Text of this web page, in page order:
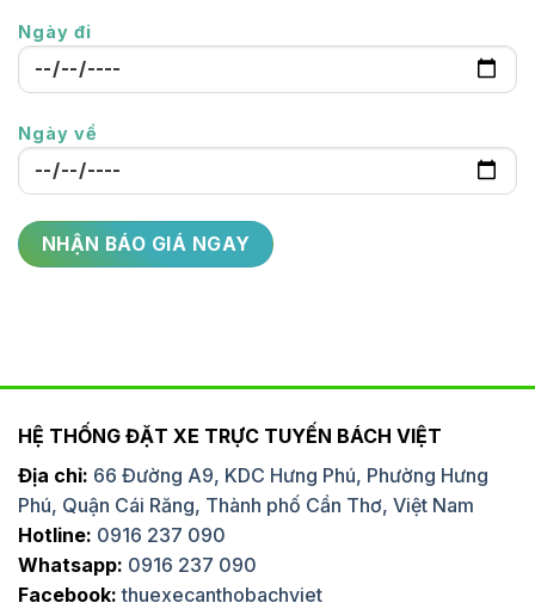
Ngày đi
Ngày về
HỆ THỐNG ĐẶT XE TRỰC TUYẾN BÁCH VIỆT
Địa chỉ: 66 Đường A9, KDC Hưng Phú, Phường Hưng
Phú, Quận Cái Răng, Thành phố Cần Thơ, Việt Nam
Hotline: 0916 237 090
Whatsapp: 0916 237 090
Facebook: thuexecanthobachviet